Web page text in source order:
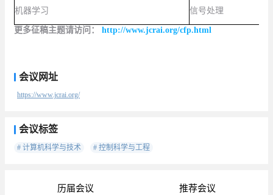
机器学习
信号处理
更多征稿主题请访问： http://www.jcrai.org/cfp.html
会议网址
https://www.jcrai.org/
会议标签
# 计算机科学与技术 # 控制科学与工程
历届会议 推荐会议